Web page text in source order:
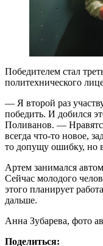
Победителем стал
политехнического
— Я второй раз
победить. И добился
Поливанов. —
всегда что-то новое,
то допущу ошибку, но
Артем занимался
Сейчас молодого
этого планирует
дальше.
Анна Зубарева, фото
Поделиться: